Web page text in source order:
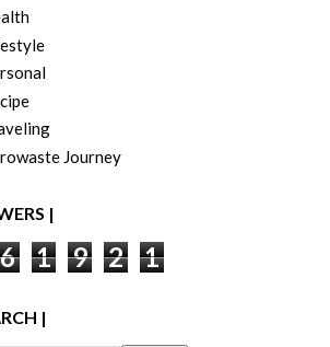
Journey
|
6 1 9 2 1
|